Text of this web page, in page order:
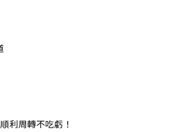
利周轉不吃虧！